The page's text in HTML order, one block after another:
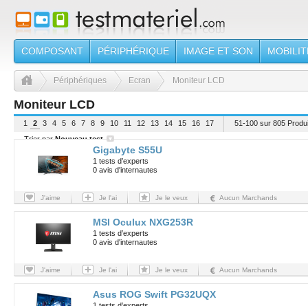
COMPOSANT PÉRIPHÉRIQUE IMAGE ET SON
Périphériques Ecran Moniteur LCD
Moniteur LCD
1 2 3 4 5 6 7 8 9 10 11 12 13 14 15 16 17
51-100 sur 805
Trier parNouveau test
Gigabyte S55U
1 tests d’experts
0 avis d'internautes
J'aime Je l'ai Je le veux Aucun Marchands
MSI Oculux NXG253R
1 tests d’experts
0 avis d'internautes
J'aime Je l'ai Je le veux Aucun Marchands
Asus ROG Swift PG32UQX